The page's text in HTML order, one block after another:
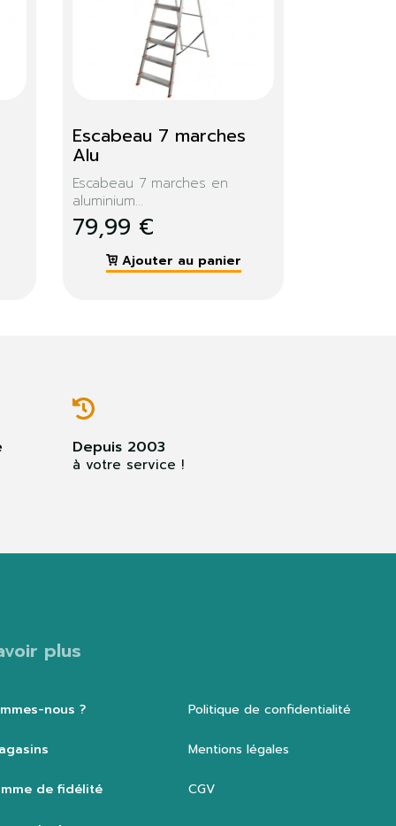
Moteur 3 cv. 2750
tours axe 24mm
Moteur électrique 3 CV.
Avec...
299,99 €
Ajouter au panier
Depuis 2003
à votre service !
plus
nous ?
de fidélité
Politique de confidentialité
Mentions légales
CGV